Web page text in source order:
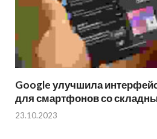
Google улучшила
для смартфонов со
23.10.2023